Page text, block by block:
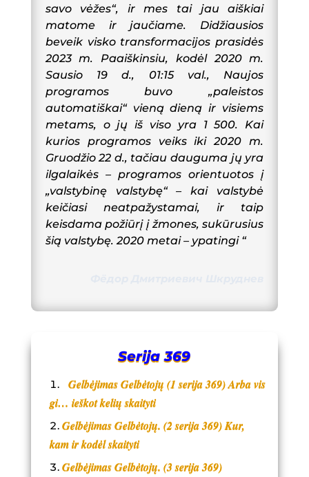
savo vėžes“, ir mes tai jau aiškiai
matome ir jaučiame. Didžiausios
beveik visko transformacijos prasidės
2023 m. Paaiškinsiu, kodėl 2020 m.
Sausio 19 d., 01:15 val., Naujos
programos buvo „paleistos
automatiškai“ vieną dieną ir visiems
metams, o jų iš viso yra 1 500. Kai
kurios programos veiks iki 2020 m.
Gruodžio 22 d., tačiau dauguma jų yra
ilgalaikės – programos orientuotos į
„valstybinę valstybę“ – kai valstybė
keičiasi neatpažystamai, ir taip
keisdama požiūrį į žmones, sukūrusius
šią valstybę. 2020 metai – ypatingi “
Serija 369
Gelbėjimas Gelbėtojų (1 serija 369) Arba vis
gi… ieškot kelių skaityti
Gelbėjimas Gelbėtojų. (2 serija 369) Kur,
kam ir kodėl skaityti
Gelbėjimas Gelbėtojų. (3 serija 369)